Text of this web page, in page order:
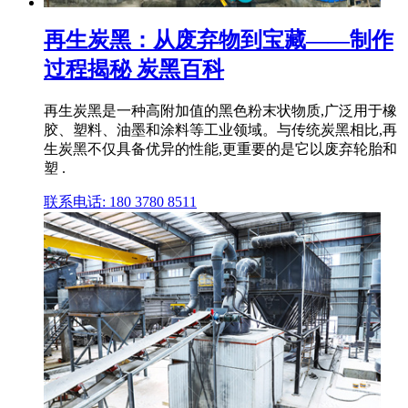
再生炭黑：从废弃物到宝藏——制作
过程揭秘 炭黑百科
再生炭黑是一种高附加值的黑色粉末状物质,广泛用于橡
胶、塑料、油墨和涂料等工业领域。与传统炭黑相比,再
生炭黑不仅具备优异的性能,更重要的是它以废弃轮胎和
塑 .
联系电话: 180 3780 8511